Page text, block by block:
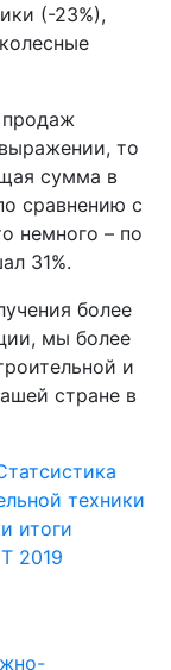
(-23%),
продаж
то
сумма в
сравнению с
немного – по
31%.
более
мы более
и
стране в
техники
итоги
2019